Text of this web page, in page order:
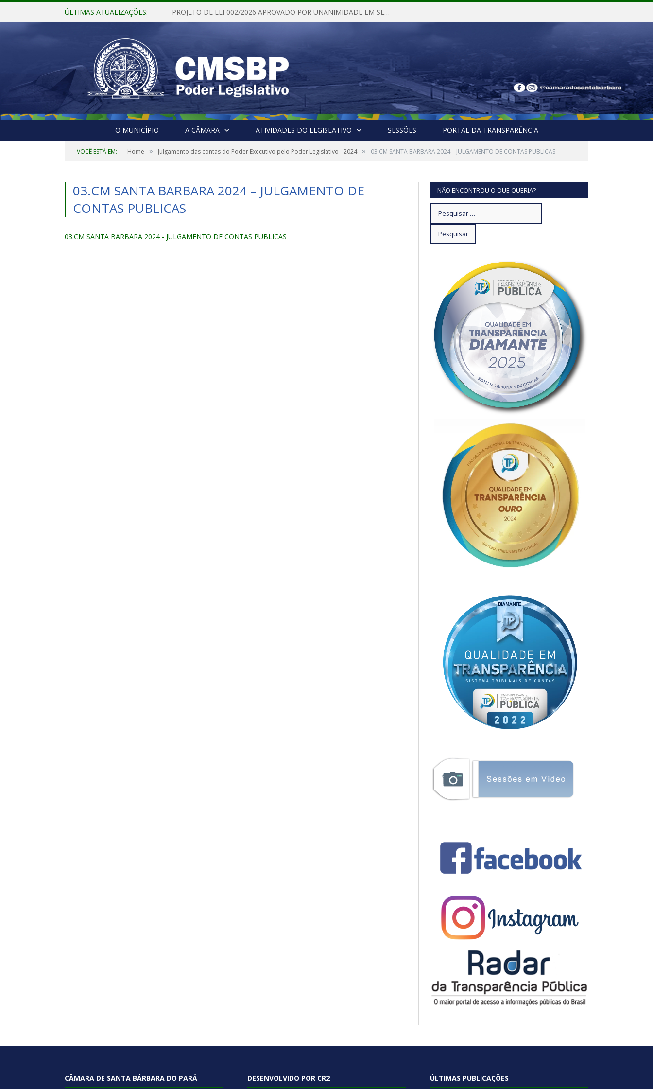
ÚLTIMAS ATUALIZAÇÕES: PROJETO DE LEI 002/2026 APROVADO POR UNANIMIDADE EM SESSÃO ORDINÁRIA NESTA QUINTA – FEIRA 28 DE MAIO DE 2026
O MUNICÍPIO A CÂMARA ATIVIDADES DO LEGISLATIVO SESSÕES PORTAL DA TRANSPARÊNCIA
VOCÊ ESTÁ EM: Home » Julgamento das contas do Poder Executivo pelo Poder Legislativo - 2024 » 03.CM SANTA BARBARA 2024 – JULGAMENTO DE CONTAS PUBLICAS
03.CM SANTA BARBARA 2024 – JULGAMENTO DE
CONTAS PUBLICAS
03.CM SANTA BARBARA 2024 - JULGAMENTO DE CONTAS PUBLICAS
NÃO ENCONTROU O QUE QUERIA?
CÂMARA DE SANTA BÁRBARA DO PARÁ DESENVOLVIDO POR CR2 ÚLTIMAS PUBLICAÇÕES